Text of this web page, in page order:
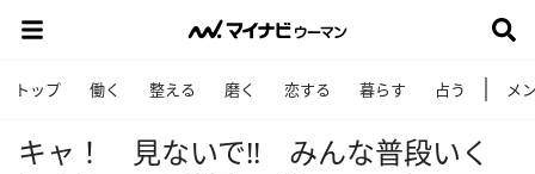
トップ 働く 整える 磨く 恋する 暮らす 占う メ
キャ！ 見ないで!! みんな普段いく